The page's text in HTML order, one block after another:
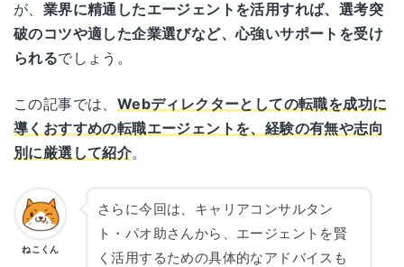
が、 業界に精通したエージェントを活用すれば、選考突
破のコツや適した企業選びなど、心強いサポートを受け
られるでしょう。
この記事では、 Webディレクターとしての転職を成功に
導くおすすめの転職エージェントを、経験の有無や志向
別に厳選して紹介。
ねこくん
さらに今回は、キャリアコンサルタン
ト・パオ助さんから、エージェントを賢
く活用するための具体的なアドバイスも